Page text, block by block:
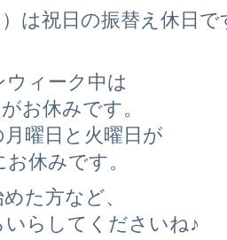
は祝日の振替え休日
ィーク中は
お休みです。
曜日と火曜日が
休みです。
た方など、
いらしてくださいね♪